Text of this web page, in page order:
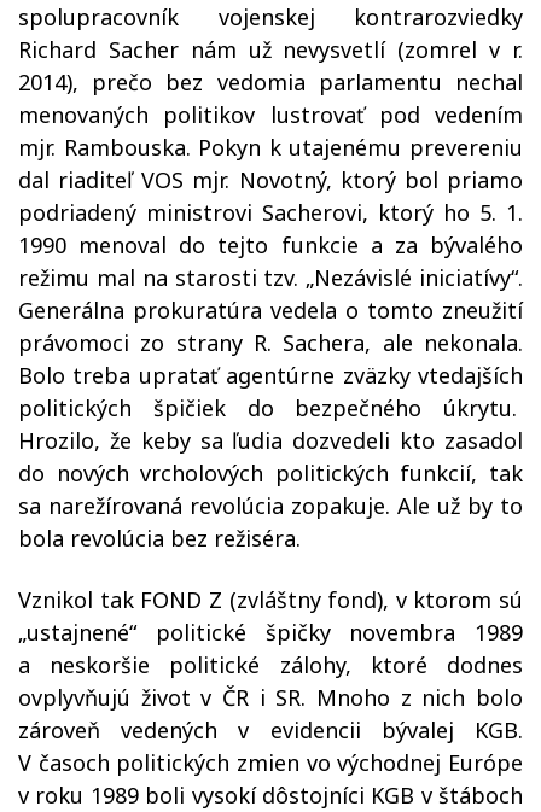
spolupracovník vojenskej kontrarozviedky
Richard Sacher nám už nevysvetlí (zomrel v r.
2014), prečo bez vedomia parlamentu nechal
menovaných politikov lustrovať pod vedením
mjr. Rambouska. Pokyn k utajenému prevereniu
dal riaditeľ VOS mjr. Novotný, ktorý bol priamo
podriadený ministrovi Sacherovi, ktorý ho 5. 1.
1990 menoval do tejto funkcie a za bývalého
režimu mal na starosti tzv. „Nezávislé iniciatívy“.
Generálna prokuratúra vedela o tomto zneužití
právomoci zo strany R. Sachera, ale nekonala.
Bolo treba upratať agentúrne zväzky vtedajších
politických špičiek do bezpečného úkrytu.
Hrozilo, že keby sa ľudia dozvedeli kto zasadol
do nových vrcholových politických funkcií, tak
sa narežírovaná revolúcia zopakuje. Ale už by to
bola revolúcia bez režiséra.
Vznikol tak FOND Z (zvláštny fond), v ktorom sú
„ustajnené“ politické špičky novembra 1989
a neskoršie politické zálohy, ktoré dodnes
ovplyvňujú život v ČR i SR. Mnoho z nich bolo
zároveň vedených v evidencii bývalej KGB.
V časoch politických zmien vo východnej Európe
v roku 1989 boli vysokí dôstojníci KGB v štáboch